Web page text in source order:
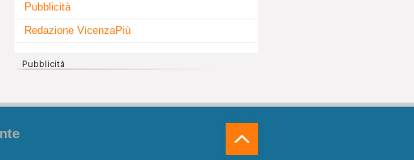
Pubblicità
Redazione VicenzaPiù